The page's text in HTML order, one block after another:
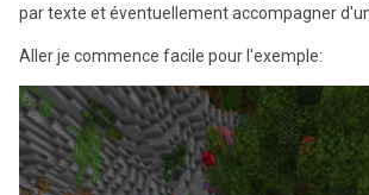
par texte et éventuellement accompagner
Aller je commence facile pour l'exemple: